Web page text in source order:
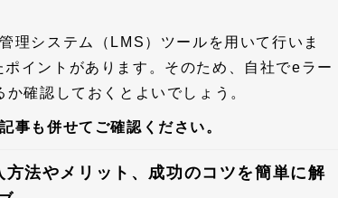
理システム（LMS）ツールを用いて行いま
イントがあります。そのため、自社でeラー
確認しておくとよいでしょう。
事も併せてご確認ください。
法やメリット、成功のコツを簡単に解